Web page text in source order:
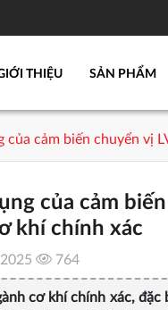
THIỆU SẢN PHẨM
của cảm biến chuyển vị
của cảm
khí chính xác
764
cơ khí chính xác,